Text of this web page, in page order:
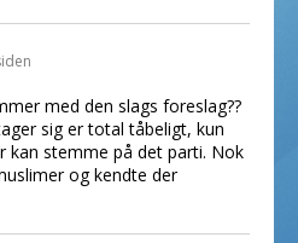
med den slags foreslag??
sig er total tåbeligt, kun
kan stemme på det parti. Nok
og kendte der